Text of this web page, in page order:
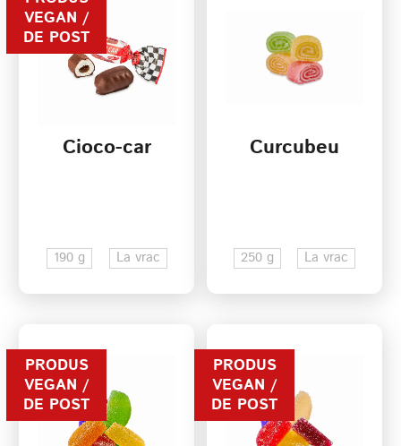
VEGAN /
DE POST
Cioco-car
190 g La vrac
Curcubeu
250 g La vrac
PRODUS
VEGAN /
DE POST
PRODUS
VEGAN /
DE POST